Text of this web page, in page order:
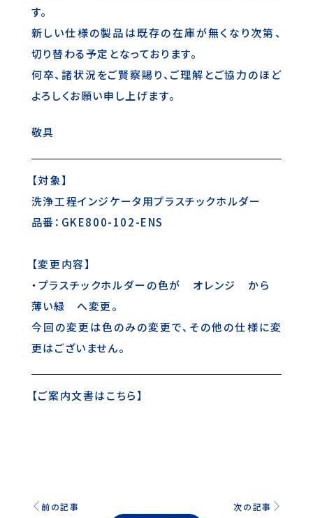
す。
新しい仕様の製品は既存の在庫が無くなり次第、
切り替わる予定となっております。
何卒、諸状況をご賢察賜り、ご理解とご協力のほど
よろしくお願い申し上げます。
敬具
【対象】
洗浄工程インジケータ用プラスチックホルダー
品番：GKE800-102-ENS
【変更内容】
・プラスチックホルダーの色が オレンジ から
薄い緑 へ変更。
今回の変更は色のみの変更で、その他の仕様に変
更はございません。
【ご案内文書はこちら】
前の記事 次の記事